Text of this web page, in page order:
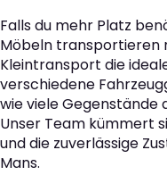
Falls du mehr Platz
Möbeln transportieren
Kleintransport die
verschiedene
wie viele
Unser Team kümmert
und die zuverlässige
Mans.